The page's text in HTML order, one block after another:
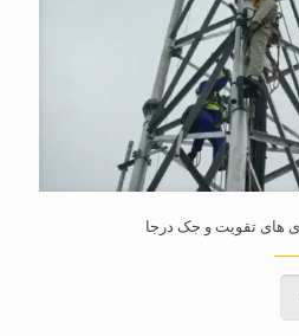
های تقویت و جک درجا